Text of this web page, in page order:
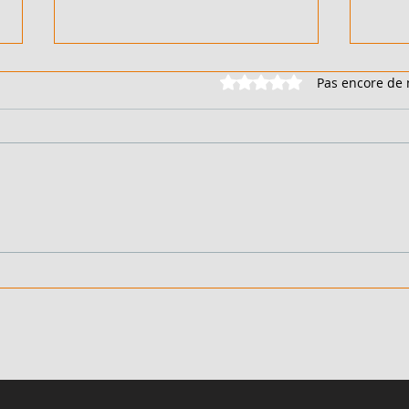
VENTE - COTE D'IVOIRE -
FCFA
Noté 0 étoile sur 5.
Pas encore de